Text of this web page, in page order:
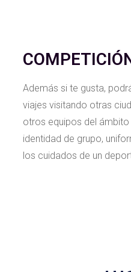
Además si te gusta,
viajes visitando otras
otros equipos del ámbito
identidad de grupo,
los cuidados de un